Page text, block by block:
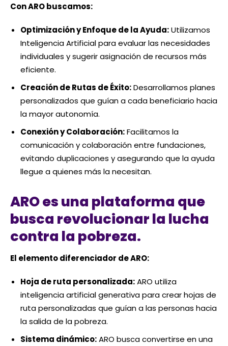
Con ARO buscamos:
Optimización y Enfoque de la Ayuda:Utilizamos
Inteligencia Artificial para evaluar las necesidades
individuales y sugerir asignación de recursos más
eficiente.
Creación de Rutas de Éxito:Desarrollamos planes
personalizados que guían a cada beneficiario hacia
la mayor autonomía.
Conexión y Colaboración:Facilitamos la
comunicación y colaboración entre fundaciones,
evitando duplicaciones y asegurando que la ayuda
llegue a quienes más la necesitan.
ARO es una plataforma que
busca revolucionar la lucha
contra la pobreza.
El elemento diferenciador de ARO:
Hoja de ruta personalizada:ARO utiliza
inteligencia artificial generativa para crear hojas de
ruta personalizadas que guían a las personas hacia
la salida de la pobreza.
Sistema dinámico:ARO busca convertirse en una